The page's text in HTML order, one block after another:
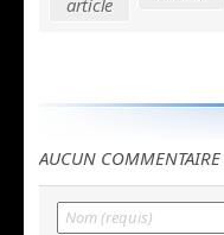
article
AUCUN